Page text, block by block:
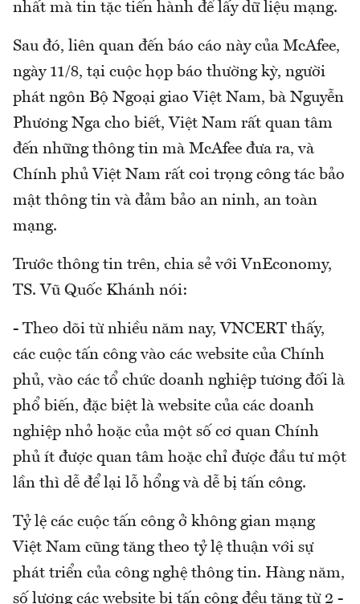
nhất mà tin tặc tiến hành để lấy dữ liệu mạng.
Sau đó, liên quan đến báo cáo này của McAfee,
ngày 11/8, tại cuộc họp báo thường kỳ, người
phát ngôn Bộ Ngoại giao Việt Nam, bà Nguyễn
Phương Nga cho biết, Việt Nam rất quan tâm
đến những thông tin mà McAfee đưa ra, và
Chính phủ Việt Nam rất coi trọng công tác bảo
mật thông tin và đảm bảo an ninh, an toàn
mạng.
Trước thông tin trên, chia sẻ với VnEconomy,
TS. Vũ Quốc Khánh nói:
- Theo dõi từ nhiều năm nay, VNCERT thấy,
các cuộc tấn công vào các website của Chính
phủ, vào các tổ chức doanh nghiệp tương đối là
phổ biến, đặc biệt là website của các doanh
nghiệp nhỏ hoặc của một số cơ quan Chính
phủ ít được quan tâm hoặc chỉ được đầu tư một
lần thì dễ để lại lỗ hổng và dễ bị tấn công.
Tỷ lệ các cuộc tấn công ở không gian mạng
Việt Nam cũng tăng theo tỷ lệ thuận với sự
phát triển của công nghệ thông tin. Hàng năm,
số lượng các website bị tấn công đều tăng từ 2 -